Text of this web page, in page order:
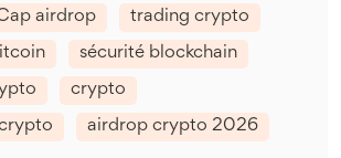
airdrop trading crypto
sécurité blockchain
crypto
airdrop crypto 2026